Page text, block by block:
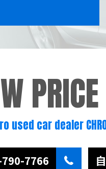
used car dealer
7766